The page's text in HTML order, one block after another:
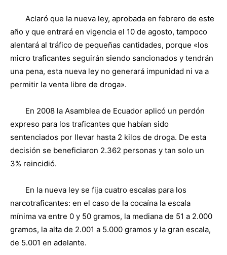
Aclaró que la nueva ley, aprobada en febrero de este
año y que entrará en vigencia el 10 de agosto, tampoco
alentará al tráfico de pequeñas cantidades, porque «los
micro traficantes seguirán siendo sancionados y tendrán
una pena, esta nueva ley no generará impunidad ni va a
permitir la venta libre de droga».
En 2008 la Asamblea de Ecuador aplicó un perdón
expreso para los traficantes que habían sido
sentenciados por llevar hasta 2 kilos de droga. De esta
decisión se beneficiaron 2.362 personas y tan solo un
3% reincidió.
En la nueva ley se fija cuatro escalas para los
narcotraficantes: en el caso de la cocaína la escala
mínima va entre 0 y 50 gramos, la mediana de 51 a 2.000
gramos, la alta de 2.001 a 5.000 gramos y la gran escala,
de 5.001 en adelante.